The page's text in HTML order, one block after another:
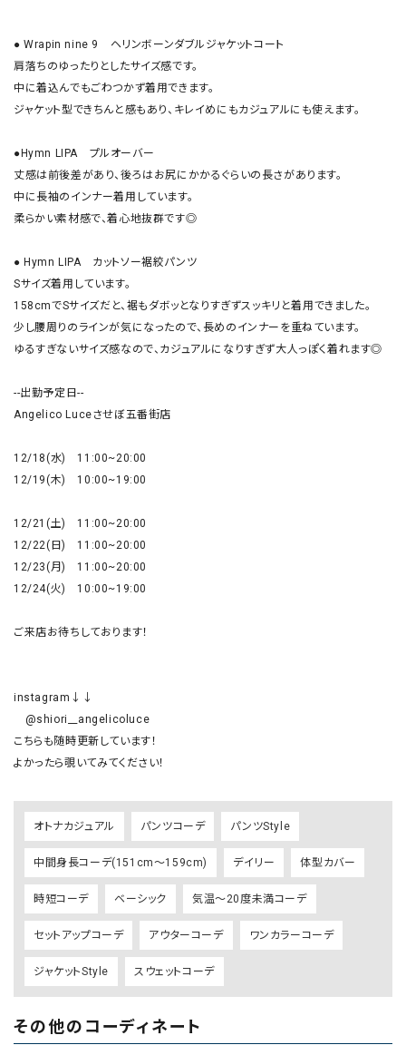
● Wrapin nine 9　ヘリンボーンダブルジャケットコート
肩落ちのゆったりとしたサイズ感です。
中に着込んでもごわつかず着用できます。
ジャケット型できちんと感もあり、キレイめにもカジュアルにも使えます。
●Hymn LIPA　プルオーバー
丈感は前後差があり、後ろはお尻にかかるぐらいの長さがあります。
中に長袖のインナー着用しています。
柔らかい素材感で、着心地抜群です◎
● Hymn LIPA　カットソー裾絞パンツ
Sサイズ着用しています。
158cmでSサイズだと、裾もダボッとなりすぎずスッキリと着用できました。
少し腰周りのラインが気になったので、長めのインナーを重ねています。
ゆるすぎないサイズ感なので、カジュアルになりすぎず大人っぽく着れます◎
--出勤予定日--
Angelico Luceさせぼ五番街店
12/18(水)　11:00~20:00
12/19(木)　10:00~19:00
12/21(土)　11:00~20:00
12/22(日)　11:00~20:00
12/23(月)　11:00~20:00
12/24(火)　10:00~19:00
ご来店お待ちしております！
instagram↓↓
@shiori__angelicoluce
こちらも随時更新しています！
オトナカジュアル パンツコーデ パンツStyle
中間身長コーデ(151cm～159cm) デイリー 体型カバー
時短コーデ ベーシック 気温～20度未満コーデ
セットアップコーデ アウターコーデ ワンカラーコーデ
ジャケットStyle スウェットコーデ
その他のコーディネート